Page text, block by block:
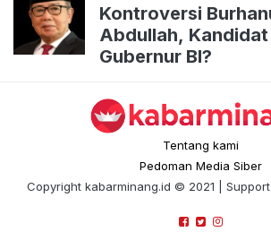
Kontroversi
Abdullah, Kandidat
Gubernur BI?
Tentang kami
Pedoman Media Siber
Copyright kabarminang.id © 2021 | Support